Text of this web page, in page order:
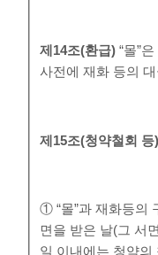
제 14조(환급)“몰”
사전에 재화 등의
제15조(청약철회 등)
① “몰”과 재화등의
면을 받은 날(그 서
일 이내에는 청약